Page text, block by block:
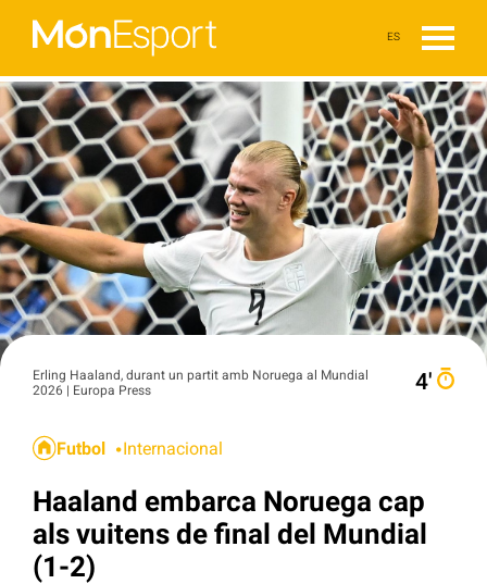
ES
Erling Haaland, durant un partit amb Noruega al Mundial
2026 | Europa Press
4′
Futbol Internacional
Haaland embarca Noruega cap
als vuitens de final del Mundial
(1-2)